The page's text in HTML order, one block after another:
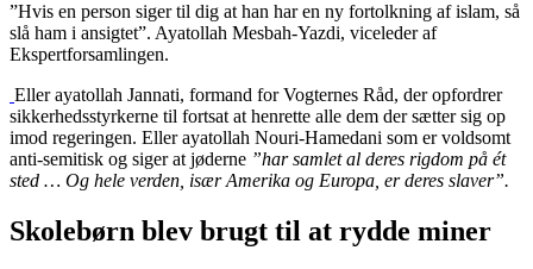
”Hvis en person siger til dig at han har en ny fortolkning af islam, så
slå ham i ansigtet”. Ayatollah Mesbah-Yazdi, viceleder af
Ekspertforsamlingen.
Eller ayatollah Jannati, formand for Vogternes Råd, der opfordrer
sikkerhedsstyrkerne til fortsat at henrette alle dem der sætter sig op
imod regeringen. Eller ayatollah Nouri-Hamedani som er voldsomt
anti-semitisk og siger at jøderne ”har samlet al deres rigdom på ét
sted … Og hele verden, især Amerika og Europa, er deres slaver”.
Skolebørn blev brugt til at rydde miner